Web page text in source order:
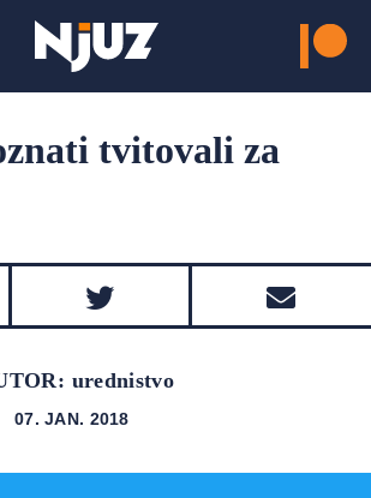
tvitovali za
urednistvo
07. JAN. 2018